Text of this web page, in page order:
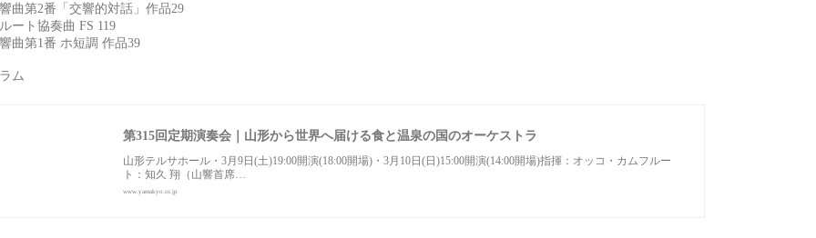
曲第2番「交響的対話」作品29
ート協奏曲 FS 119
曲第1番 ホ短調 作品39
ラム
第315回定期演奏会｜⼭形から世界へ届ける⾷と温泉の国のオーケストラ
山形テルサホール・3月9日(土)19:00開演(18:00開場)・3月10日(日)15:00開演(14:00開場)指揮：オッコ・カムフルー
ト：知久 翔（山響首席…
www.yamakyo.or.jp